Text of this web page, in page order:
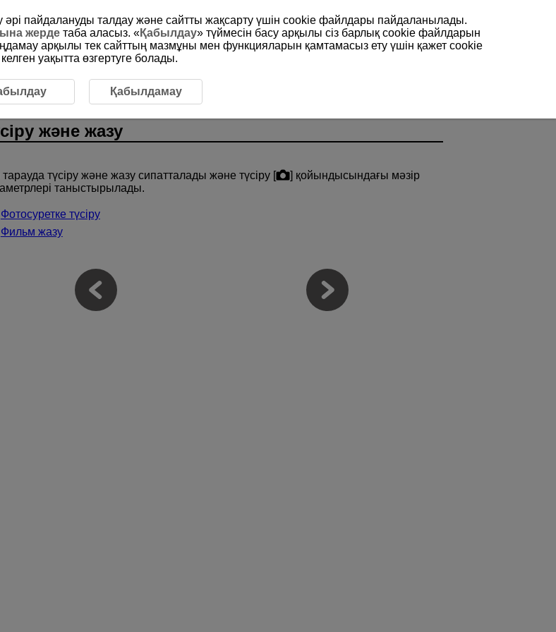
және жазу
тарауда түсіру және жазу сипатталады және түсіру [
] қойындысындағы мәзір
таныстырылады.
Фотосуретке түсіру
Фильм жазу
әрі пайдалануды талдау және сайтты жақсарту үшін сookie файлдары пайдаланылады.
жерде таба аласыз. «Қабылдау» түймесін басу арқылы сіз барлық cookie файлдарын
арқылы тек сайттың мазмұны мен функцияларын қамтамасыз ету үшін қажет cookie
уақытта өзгертуге болады.
Қабылдамау